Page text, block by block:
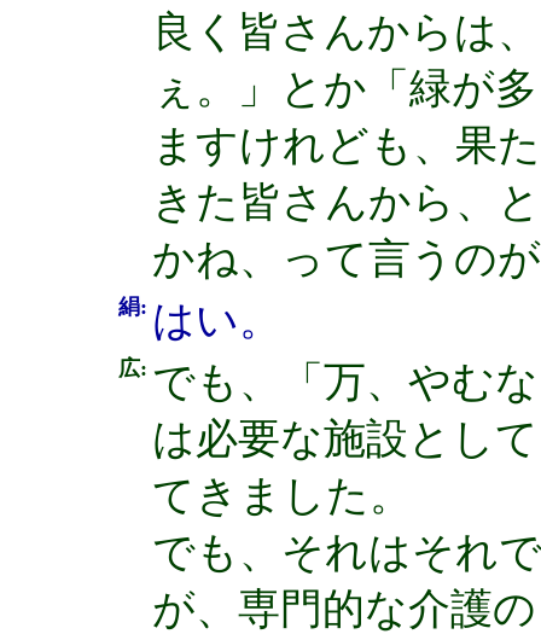
良く皆さんからは
ぇ。」とか「緑が
ますけれども、果
きた皆さんから、
かね、って言うの
絹: はい。
広: でも、「万、やむ
は必要な施設とし
てきました。
でも、それはそれ
が、専門的な介護